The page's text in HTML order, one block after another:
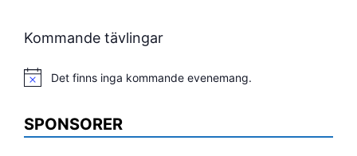
Kommande tävlingar
Notis Det finns inga kommande evenemang.
SPONSORER